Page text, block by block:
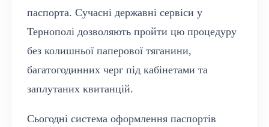
паспорта. Сучасні державні сервіси у
Тернополі дозволяють пройти цю процедуру
без колишньої паперової тяганини,
багатогодинних черг під кабінетами та
заплутаних квитанцій.
Сьогодні система оформлення паспортів